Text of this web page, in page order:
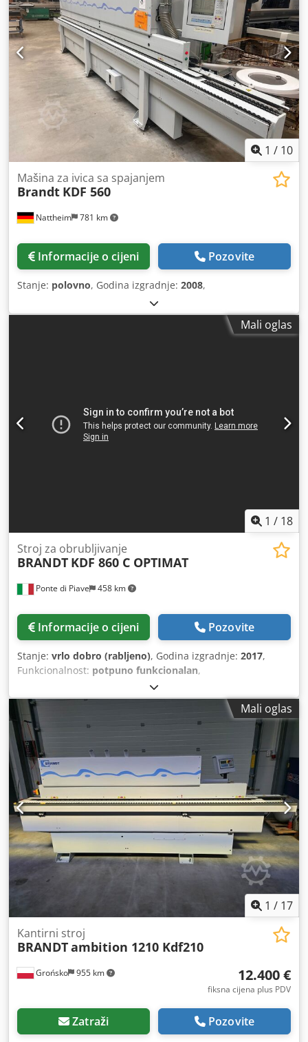
1 / 10
Nattheim 781 km
Mašina za ivica sa spajanjem
Brandt KDF 560
Informacije o cijeni Pozovite
Stanje: polovno, Godina izgradnje: 2008,
Mali oglas
1 / 18
Ponte di Piave 458 km
Stroj za obrubljivanje
BRANDT KDF 860 C OPTIMAT
Informacije o cijeni Pozovite
Stanje: vrlo dobro (rabljeno), Godina izgradnje: 2017,
Funkcionalnost: potpuno funkcionalan,
Mali oglas
1 / 17
Grońsko 955 km
Kantirni stroj
BRANDTambition 1210 Kdf210
12.400 €
fiksna cijena plus PDV
Zatraži Pozovite